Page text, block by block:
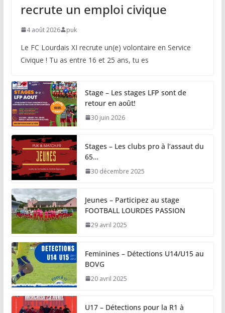
recrute un emploi civique
4 août 2026 puk
Le FC Lourdais XI recrute un(e) volontaire en Service
Civique ! Tu as entre 16 et 25 ans, tu es
Stage – Les stages LFP sont de
retour en août!
30 juin 2026
Stages – Les clubs pro à l’assaut du
65…
30 décembre 2025
Jeunes – Participez au stage
FOOTBALL LOURDES PASSION
29 avril 2025
Feminines – Détections U14/U15 au
BOVG
20 avril 2025
U17 – Détections pour la R1 à